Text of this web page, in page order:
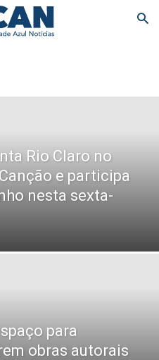
Rio Claro no
e participa
nesta sexta-
para
obras autorais